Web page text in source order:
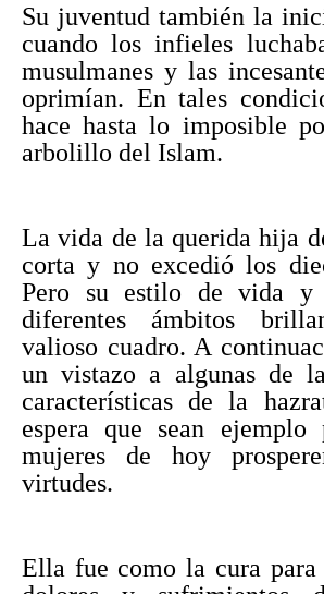
Su juventud también la
cuando los infieles
musulmanes y las
oprimían. En tales
hace hasta lo imposible
arbolillo del Islam.
La vida de la querida hija
corta y no excedió los
Pero su estilo de vida y
diferentes ámbitos
valioso cuadro. A
un vistazo a algunas de
características de la
espera que sean ejemplo
mujeres de hoy
virtudes.
Ella fue como la cura